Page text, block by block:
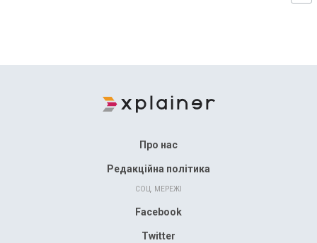
Про нас
Редакційна політика
СОЦ. МЕРЕЖІ
Facebook
Twitter